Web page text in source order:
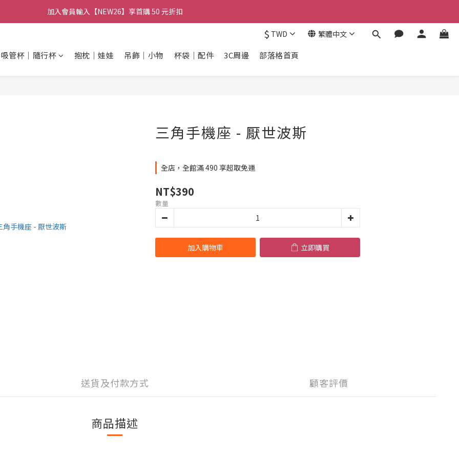
🚚 全館消費滿 $490 超取免運
加入會員輸入【NEW26】享首購 50 元折扣
🚚 全館消費滿 $490 超取免運
$ TWD 繁體中文
吸管杯｜隨行杯 抱枕｜娃娃 吊飾｜小物 杯袋｜配件 3C周邊 部落格首頁
三角手機座 - 厭世波斯
全店，全館滿 490 享超取免運
NT$390
數量
加入購物車 立即購買
送貨及付款方式 顧客評價
商品描述